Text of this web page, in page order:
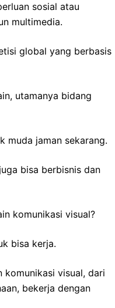
sosial atau
multimedia.
global yang berbasis
utamanya bidang
muda jaman sekarang.
bisa berbisnis dan
komunikasi visual?
bisa kerja.
komunikasi visual, dari
bekerja dengan